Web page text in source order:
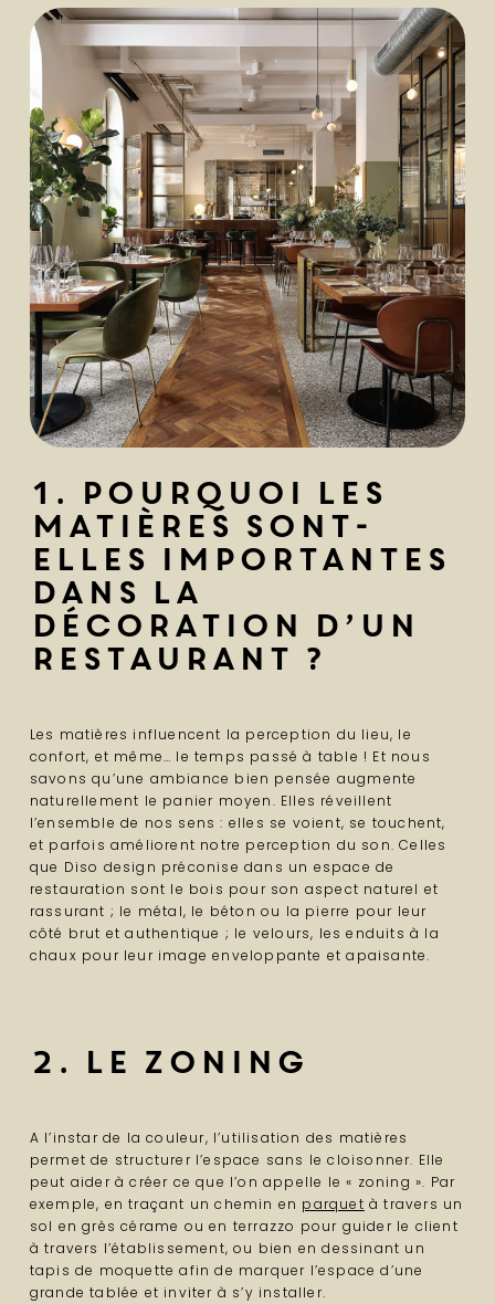
1. Pourquoi les
matières sont-
elles importantes
dans la
décoration d’un
restaurant ?
Les matières influencent la perception du lieu, le
confort, et même… le temps passé à table ! Et nous
savons qu’une ambiance bien pensée augmente
naturellement le panier moyen. Elles réveillent
l’ensemble de nos sens : elles se voient, se touchent,
et parfois améliorent notre perception du son. Celles
que Diso design préconise dans un espace de
restauration sont le bois pour son aspect naturel et
rassurant ; le métal, le béton ou la pierre pour leur
côté brut et authentique ; le velours, les enduits à la
chaux pour leur image enveloppante et apaisante.
2. Le Zoning
A l’instar de la couleur, l’utilisation des matières
permet de structurer l’espace sans le cloisonner. Elle
peut aider à créer ce que l’on appelle le « zoning ». Par
exemple, en traçant un chemin en parquet à travers un
sol en grès cérame ou en terrazzo pour guider le client
à travers l’établissement, ou bien en dessinant un
tapis de moquette afin de marquer l’espace d’une
grande tablée et inviter à s’y installer.